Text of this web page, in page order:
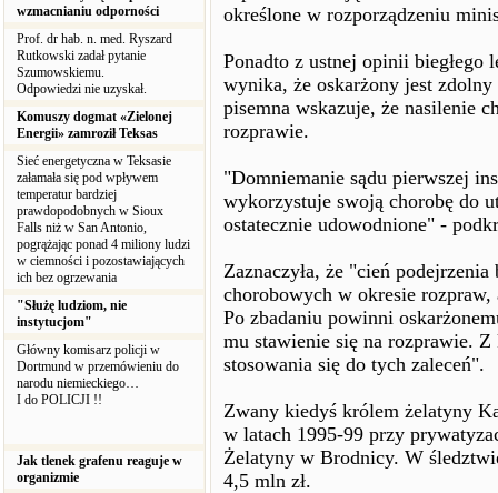
wzmacnianiu odporności
Prof. dr hab. n. med. Ryszard
Rutkowski zadał pytanie
Szumowskiemu.
Odpowiedzi nie uzyskał.
Komuszy dogmat «Zielonej
Energii» zamroził Teksas
Sieć energetyczna w Teksasie
załamała się pod wpływem
temperatur bardziej
prawdopodobnych w Sioux
Falls niż w San Antonio,
pogrążając ponad 4 miliony ludzi
w ciemności i pozostawiających
ich bez ogrzewania
"Służę ludziom, nie
instytucjom"
Główny komisarz policji w
Dortmund w przemówieniu do
narodu niemieckiego…
I do POLICJI !!
Jak tlenek grafenu reaguje w
organizmie
określone w rozporządzeniu
Ponadto z ustnej opinii biegłego
wynika, że oskarżony jest
pisemna wskazuje, że nasilenie
rozprawie.
"Domniemanie sądu pierwszej
wykorzystuje swoją chorobę do
ostatecznie udowodnione" -
Zaznaczyła, że "cień
chorobowych w okresie
Po zbadaniu powinni
mu stawienie się na rozprawie.
stosowania się do tych zaleceń".
Zwany kiedyś królem żelatyny
w latach 1995-99 przy
Żelatyny w Brodnicy. W
4,5 mln zł.